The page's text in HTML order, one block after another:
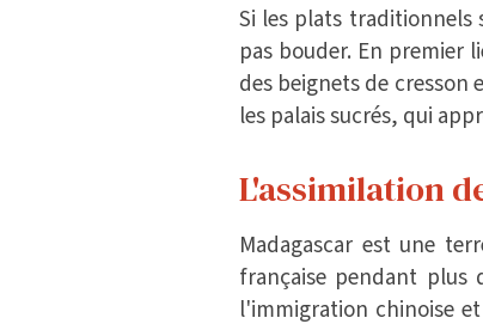
Si les plats traditionnels
pas bouder. En premier
des beignets de
les palais sucrés, qui
L'assimilation
Madagascar est une
française pendant plus
l'immigration chinoise